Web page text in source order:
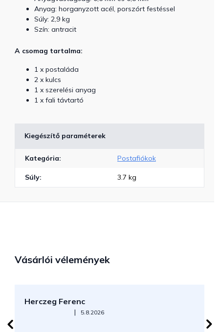
Anyag: horganyzott acél, porszórt festéssel
Súly: 2,9 kg
Szín: antracit
A csomag tartalma:
1 x postaláda
2 x kulcs
1 x szerelési anyag
1 x fali távtartó
Kiegészítő paraméterek
Kategória: Postafiókok
Súly: 3.7 kg
Vásárlói vélemények
Herczeg Ferenc
Az áruház értékelése 5-ből 5 csillag.
| 5.8.2026